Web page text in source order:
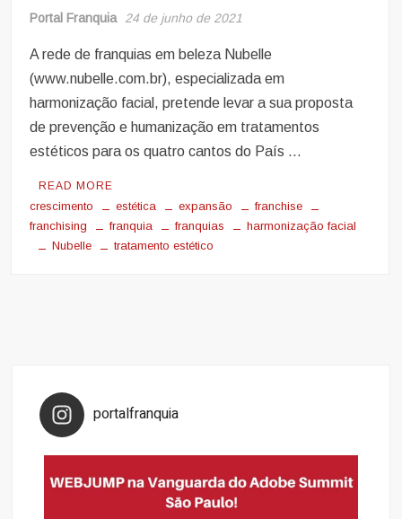
Portal Franquia 24 de junho de 2021
A rede de franquias em beleza Nubelle
(www.nubelle.com.br), especializada em
harmonização facial, pretende levar a sua proposta
de prevenção e humanização em tratamentos
estéticos para os quatro cantos do País …
READ MORE
crescimento estética expansão
franchise
franchising
franquia franquias
harmonização facial
Nubelle
tratamento estético
portalfranquia